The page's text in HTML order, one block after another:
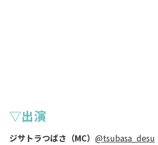
▽出演
ジサトラつばさ（MC） @tsubasa_desu